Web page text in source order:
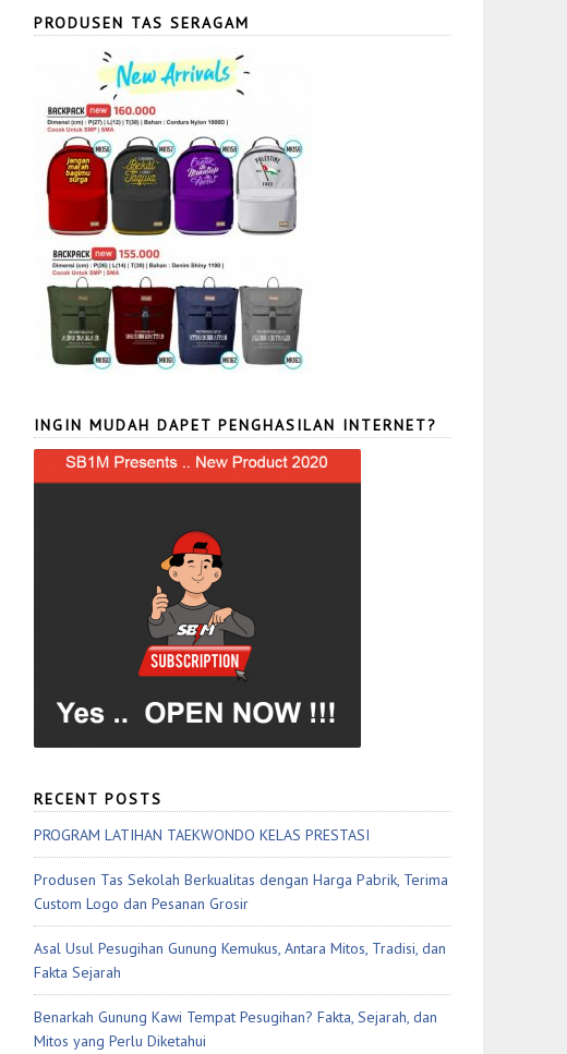
PRODUSEN TAS SERAGAM
INGIN MUDAH DAPET PENGHASILAN INTERNET?
RECENT POSTS
PROGRAM LATIHAN TAEKWONDO KELAS PRESTASI
Produsen Tas Sekolah Berkualitas dengan Harga Pabrik, Terima
Custom Logo dan Pesanan Grosir
Asal Usul Pesugihan Gunung Kemukus, Antara Mitos, Tradisi, dan
Fakta Sejarah
Benarkah Gunung Kawi Tempat Pesugihan? Fakta, Sejarah, dan
Mitos yang Perlu Diketahui